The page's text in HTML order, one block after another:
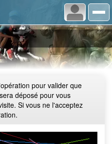
pour valider que
déposé pour vous
Si vous ne l'acceptez